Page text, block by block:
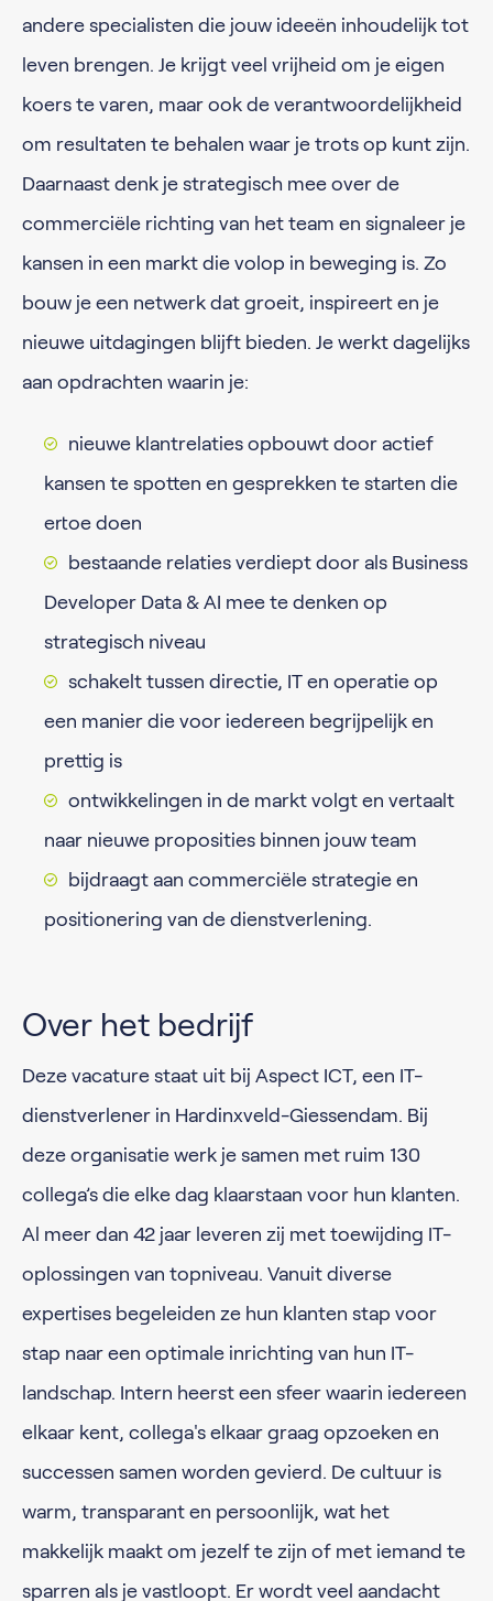
andere specialisten die jouw ideeën inhoudelijk tot
leven brengen. Je krijgt veel vrijheid om je eigen
koers te varen, maar ook de verantwoordelijkheid
om resultaten te behalen waar je trots op kunt zijn.
Daarnaast denk je strategisch mee over de
commerciële richting van het team en signaleer je
kansen in een markt die volop in beweging is. Zo
bouw je een netwerk dat groeit, inspireert en je
nieuwe uitdagingen blijft bieden. Je werkt dagelijks
aan opdrachten waarin je:
nieuwe klantrelaties opbouwt door actief
kansen te spotten en gesprekken te starten die
ertoe doen
bestaande relaties verdiept door als Business
Developer Data & AI mee te denken op
strategisch niveau
schakelt tussen directie, IT en operatie op
een manier die voor iedereen begrijpelijk en
prettig is
ontwikkelingen in de markt volgt en vertaalt
naar nieuwe proposities binnen jouw team
bijdraagt aan commerciële strategie en
positionering van de dienstverlening.
Over het bedrijf
Deze vacature staat uit bij Aspect ICT, een IT-
dienstverlener in Hardinxveld-Giessendam. Bij
deze organisatie werk je samen met ruim 130
collega’s die elke dag klaarstaan voor hun klanten.
Al meer dan 42 jaar leveren zij met toewijding IT-
oplossingen van topniveau. Vanuit diverse
expertises begeleiden ze hun klanten stap voor
stap naar een optimale inrichting van hun IT-
landschap. Intern heerst een sfeer waarin iedereen
elkaar kent, collega's elkaar graag opzoeken en
successen samen worden gevierd. De cultuur is
warm, transparant en persoonlijk, wat het
makkelijk maakt om jezelf te zijn of met iemand te
sparren als je vastloopt. Er wordt veel aandacht